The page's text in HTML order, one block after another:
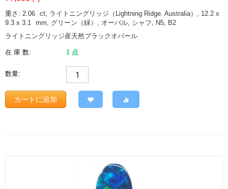
重さ: 2.06 ct, ライトニングリッジ（Lightning Ridge. Australia）, 12.2 x
9.3 x 3.1 mm, グリーン（緑）, オーバル, シャフ, N5, B2
ライトニングリッジ産天然ブラックオパール
在 庫 数: 1 点
数量:
カートに追加